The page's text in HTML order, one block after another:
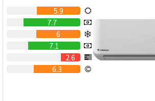
5.9
7.7
6
7.1
2.6
6.3